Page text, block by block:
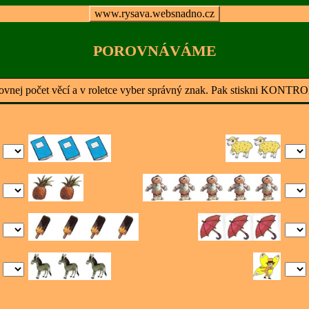
www.rysava.websnadno.cz
POROVNÁVÁME
počet věcí a v roletce vyber správný znak. Pak stiskni